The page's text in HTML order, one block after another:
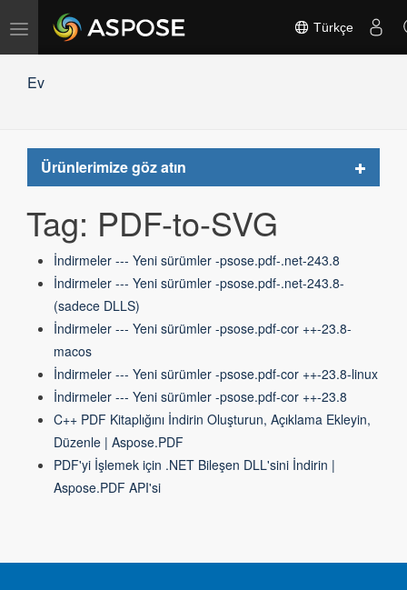
Gezinmeyi
Türkçe
Ev
Ürünlerimize göz atın
Toggle
Tag: PDF-to-SVG
İndirmeler --- Yeni sürümler -psose.pdf-.net-243.8
İndirmeler --- Yeni sürümler -psose.pdf-.net-243.8-
(sadece DLLS)
İndirmeler --- Yeni sürümler -psose.pdf-cor ++-23.8-
macos
İndirmeler --- Yeni sürümler -psose.pdf-cor ++-23.8-linux
İndirmeler --- Yeni sürümler -psose.pdf-cor ++-23.8
C++ PDF Kitaplığını İndirin Oluşturun, Açıklama Ekleyin,
Düzenle | Aspose.PDF
PDF'yi İşlemek için .NET Bileşen DLL'sini İndirin |
Aspose.PDF API'si